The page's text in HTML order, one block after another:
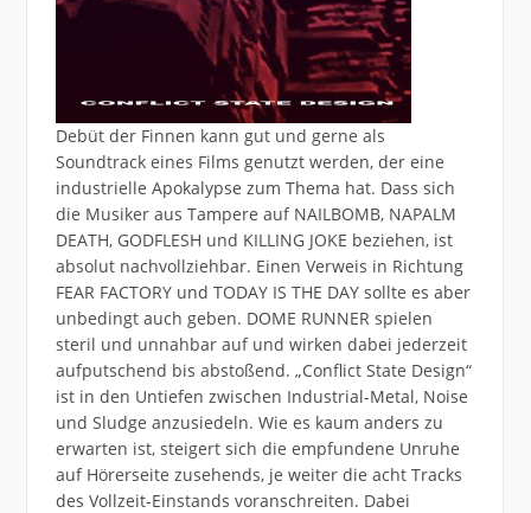
Debüt der Finnen kann gut und gerne als
Soundtrack eines Films genutzt werden, der eine
industrielle Apokalypse zum Thema hat. Dass sich
die Musiker aus Tampere auf NAILBOMB, NAPALM
DEATH, GODFLESH und KILLING JOKE beziehen, ist
absolut nachvollziehbar. Einen Verweis in Richtung
FEAR FACTORY und TODAY IS THE DAY sollte es aber
unbedingt auch geben. DOME RUNNER spielen
steril und unnahbar auf und wirken dabei jederzeit
aufputschend bis abstoßend. „Conflict State Design“
ist in den Untiefen zwischen Industrial-Metal, Noise
und Sludge anzusiedeln. Wie es kaum anders zu
erwarten ist, steigert sich die empfundene Unruhe
auf Hörerseite zusehends, je weiter die acht Tracks
des Vollzeit-Einstands voranschreiten. Dabei